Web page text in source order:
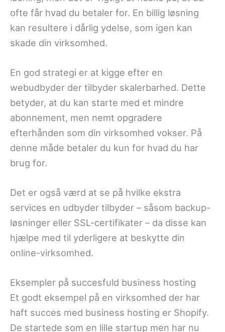
ofte får hvad du betaler for. En billig løsning
kan resultere i dårlig ydelse, som igen kan
skade din virksomhed.
En god strategi er at kigge efter en
webudbyder der tilbyder skalerbarhed. Dette
betyder, at du kan starte med et mindre
abonnement, men nemt opgradere
efterhånden som din virksomhed vokser. På
denne måde betaler du kun for hvad du har
brug for.
Det er også værd at se på hvilke ekstra
services en udbyder tilbyder – såsom backup-
løsninger eller SSL-certifikater – da disse kan
hjælpe med til yderligere at beskytte din
online-virksomhed.
Eksempler på succesfuld business hosting
Et godt eksempel på en virksomhed der har
haft succes med business hosting er Shopify.
De startede som en lille startup men har nu